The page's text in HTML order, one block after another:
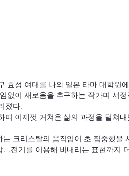
효성 여대를 나와 일본 타마 대학원
없이 새로움을 추구하는 작가며 서정
졌다.
며 이제껏 거쳐온 삶의 과정을 털쳐내
크리스탈의 움직임이 초 집중했을
…전기를 이용해 비내리는 표현까지